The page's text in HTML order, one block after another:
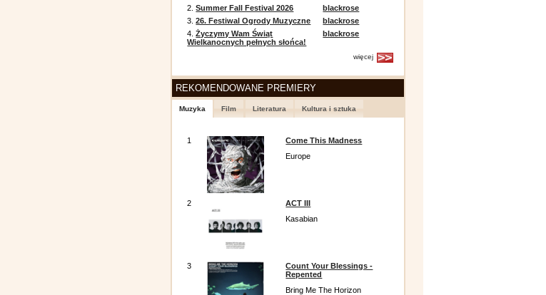
2.Summer Fall Festival 2026
blackrose
3.26. Festiwal Ogrody Muzyczne
blackrose
4.Życzymy Wam Świąt
Wielkanocnych pełnych słońca!
blackrose
więcej
REKOMENDOWANE PREMIERY
Muzyka Film Literatura Kultura i sztuka
1
Come This Madness
Europe
2
ACT III
Kasabian
3
Count Your Blessings -
Repented
Bring Me The Horizon